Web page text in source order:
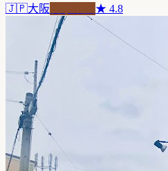
🇯🇵大阪 ★ 4.8